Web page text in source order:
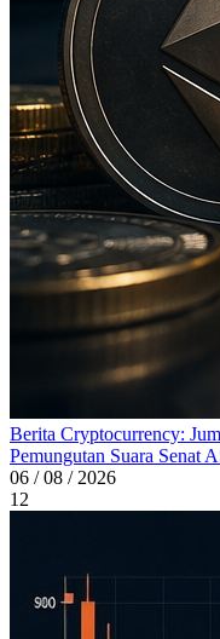
Berita Cryptocurrency:
Pemungutan Suara Senat
06 / 08 / 2026
12